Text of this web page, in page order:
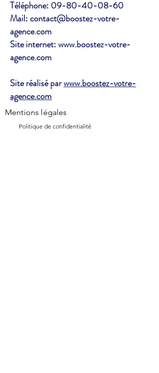
Téléphone: 09-80-40-08-60
Mail:contact@boostez-votre-
agence.com
Site internet:www.boostez-votre-
agence.com
Site réalisé parwww.boostez-votre-
agence.com
Mentions légales
Politique de confidentialité